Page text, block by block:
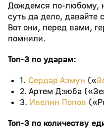
Дождемся по-любому,
суть да дело, давайте
Вот они, перед вами,
помнили.
Топ-3 по ударам:
1. Сердар Азмун («
2. Артем Дзюба
3. Ивелин Попов
Топ-3 по количеству